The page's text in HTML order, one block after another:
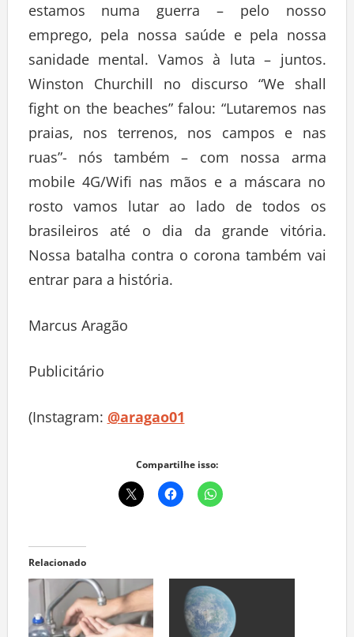
estamos numa guerra – pelo nosso
emprego, pela nossa saúde e pela nossa
sanidade mental. Vamos à luta – juntos.
Winston Churchill no discurso “We shall
fight on the beaches” falou: “Lutaremos nas
praias, nos terrenos, nos campos e nas
ruas”- nós também – com nossa arma
mobile 4G/Wifi nas mãos e a máscara no
rosto vamos lutar ao lado de todos os
brasileiros até o dia da grande vitória.
Nossa batalha contra o corona também vai
entrar para a história.
Marcus Aragão
Publicitário
(Instagram: @aragao01
Compartilhe isso:
Relacionado